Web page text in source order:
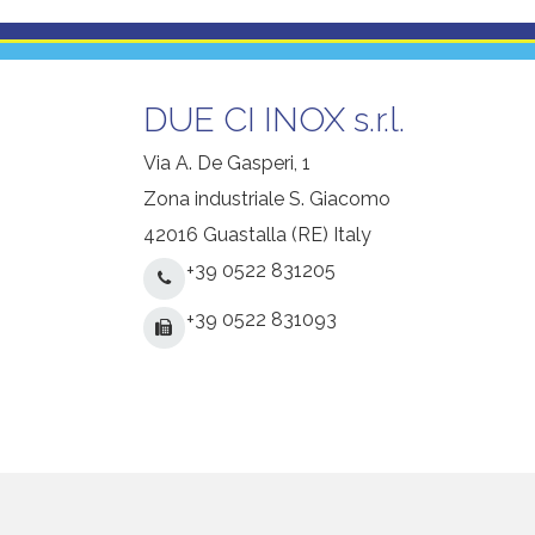
DUE CI INOX s.r.l.
Via A. De Gasperi, 1
Zona industriale S. Giacomo
42016 Guastalla (RE) Italy
+39 0522 831205
+39 0522 831093